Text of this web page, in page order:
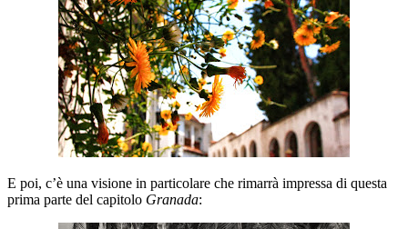
E poi, c’è una visione in particolare che rimarrà impressa di questa
prima parte del capitolo Granada: